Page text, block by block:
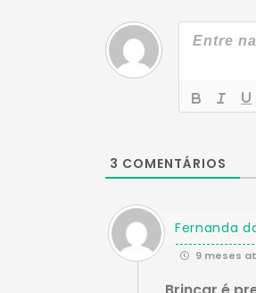
3 COMENTÁRIOS
Fernanda
9 meses